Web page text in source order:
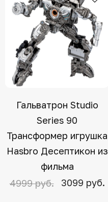
Гальватрон Studio
Series 90
Трансформер игрушка
Hasbro Десептикон из
фильма
4999 руб.
3099 руб.